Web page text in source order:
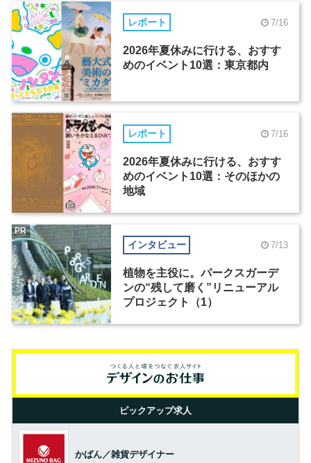
レポート 7/16
2026年夏休みに行ける、おすす
めのイベント10選：東京都内
レポート 7/16
2026年夏休みに行ける、おすす
めのイベント10選：そのほかの
地域
インタビュー 7/13
植物を主役に。パークスガーデ
ンの“残して磨く”リニューアル
プロジェクト（1）
PR
ピックアップ求人
かばん／雑貨デザイナー